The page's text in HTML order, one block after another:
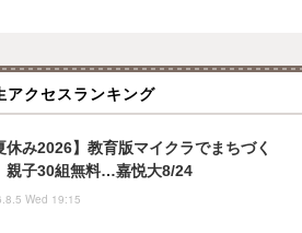
アクセスランキング
休み2026】教育版マイクラでまちづく
親子30組無料…嘉悦大8/24
Wed 19:15